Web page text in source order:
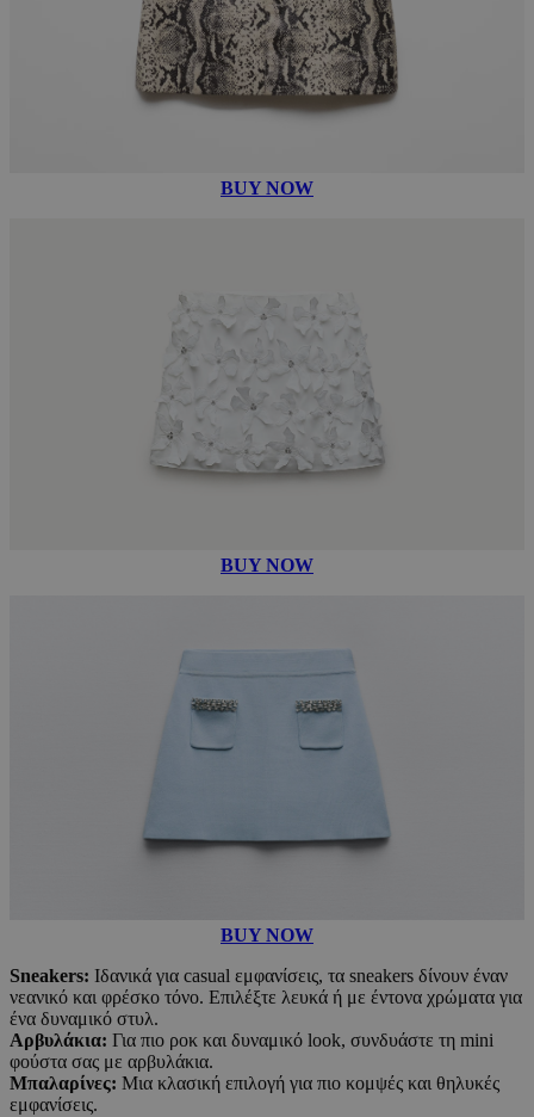
BUY NOW
BUY NOW
BUY NOW
Sneakers: Ιδανικά για casual εμφανίσεις, τα sneakers δίνουν έναν
νεανικό και φρέσκο τόνο. Επιλέξτε λευκά ή με έντονα χρώματα για
ένα δυναμικό στυλ.
Αρβυλάκια: Για πιο ροκ και δυναμικό look, συνδυάστε τη mini
φούστα σας με αρβυλάκια.
Μπαλαρίνες: Μια κλασική επιλογή για πιο κομψές και θηλυκές
εμφανίσεις.